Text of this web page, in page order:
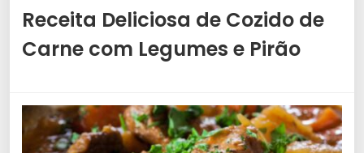
Receita Deliciosa de Cozido de
Carne com Legumes e Pirão